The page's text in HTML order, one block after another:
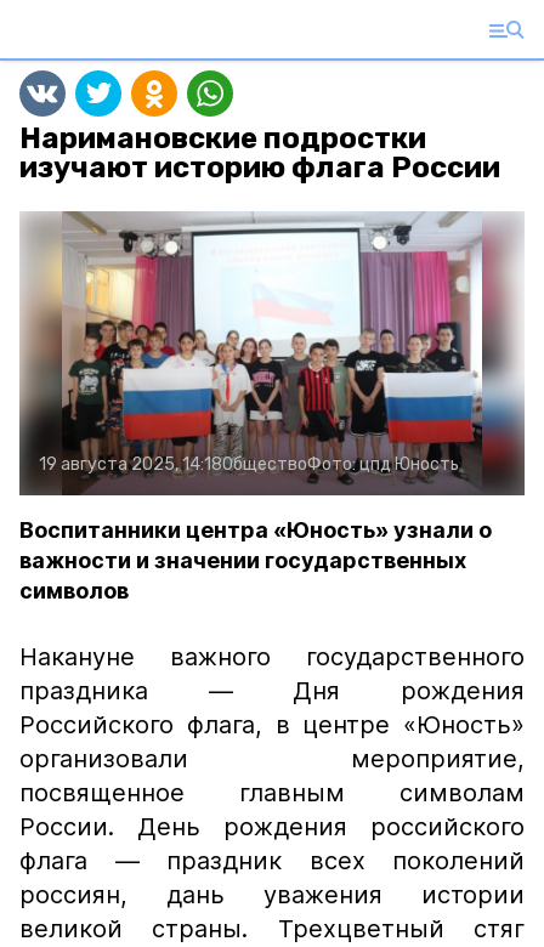
Наримановские подростки
изучают историю флага России
19 августа 2025, 14:18ОбществоФото:цпд Юность
Воспитанники центра «Юность» узнали о
важности и значении государственных
символов
Накануне важного государственного
праздника — Дня рождения
Российского флага, в центре «Юность»
организовали мероприятие,
посвященное главным символам
России. День рождения российского
флага — праздник всех поколений
россиян, дань уважения истории
великой страны. Трехцветный стяг